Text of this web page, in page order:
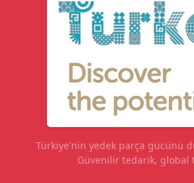
Türkiye'nin yedek parça gücünü
Güvenilir tedarik, global